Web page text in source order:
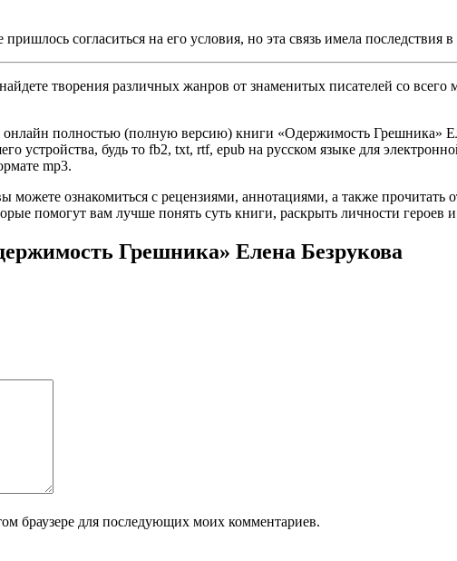
согласиться на его условия, но эта связь имела последствия
творения различных жанров от знаменитых писателей со всего
полностью (полную версию) книги «Одержимость Грешника»
устройства, будь то fb2, txt, rtf, epub на русском языке для
mp3.
можете ознакомиться с рецензиями, аннотациями, а также
помогут вам лучше понять суть книги, раскрыть личности героев
Грешника» Елена Безрукова
браузере для последующих моих комментариев.